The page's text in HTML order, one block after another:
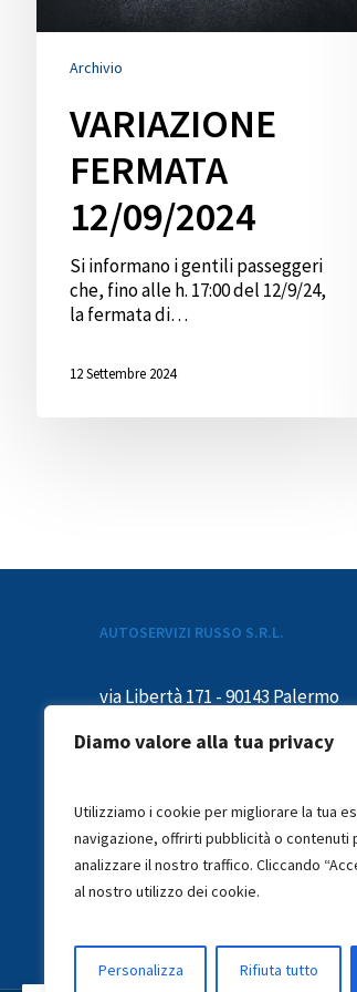
Diamo valore alla tua privacy
Utilizziamo i cookie per migliorare la tua
navigazione, offrirti pubblicità o contenuti
analizzare il nostro traffico. Cliccando
al nostro utilizzo dei cookie.
Personalizza Rifiuta tutto
Archivio
VARIAZIONE
FERMATA
12/09/2024
Si informano i gentili passeggeri
che, fino alle h. 17:00 del 12/9/24,
la fermata di…
12 Settembre 2024
AUTOSERVIZI RUSSO S.R.L.
via Libertà 171 - 90143 Palermo
TP021 – 1715
info@russoautoservizi.it